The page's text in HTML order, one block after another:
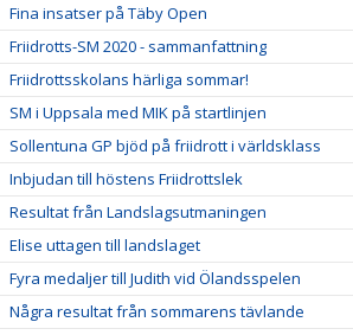
Fina insatser på Täby Open
Friidrotts-SM 2020 - sammanfattning
Friidrottsskolans härliga sommar!
SM i Uppsala med MIK på startlinjen
Sollentuna GP bjöd på friidrott i världsklass
Inbjudan till höstens Friidrottslek
Resultat från Landslagsutmaningen
Elise uttagen till landslaget
Fyra medaljer till Judith vid Ölandsspelen
Några resultat från sommarens tävlande